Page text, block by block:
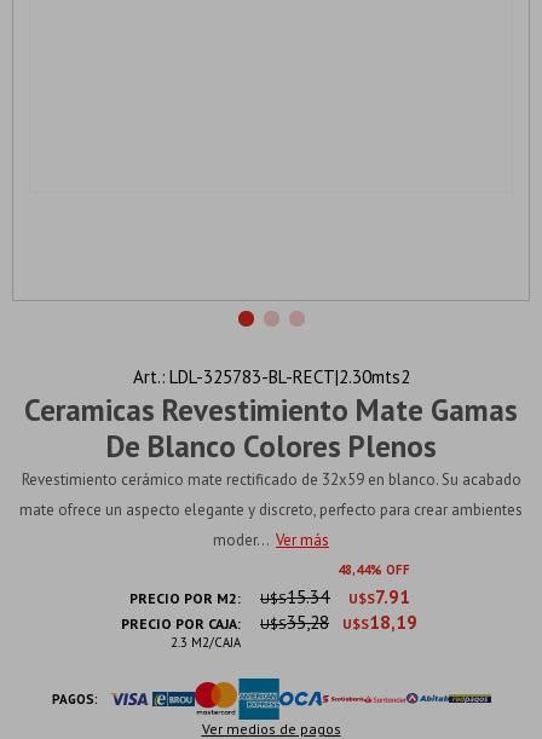
Ceramicas Revestimiento Mate Gamas
De Blanco Colores Plenos
LDL-325783-BL-RECT|2.30mts2
Revestimiento cerámico mate rectificado de 32x59 en blanco. Su acabado
mate ofrece un aspecto elegante y discreto, perfecto para crear ambientes
moder... Ver más
48 44
PRECIO POR M2: U$S7.91
U$S15.34
PRECIO POR CAJA:
2.3 M2/CAJA
U$S18,19
U$S35,28
PAGOS:
Ver medios de pagos